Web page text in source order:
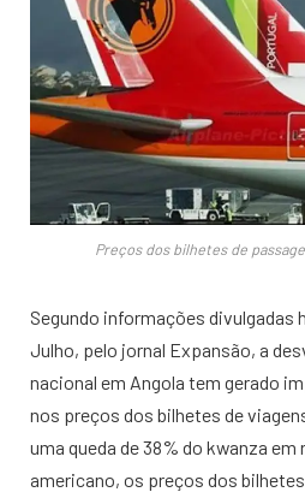
Preços dos bilhetes de
Segundo informações divulgadas
Julho, pelo jornal Expansão, a
nacional em Angola tem gerado
nos preços dos bilhetes de
uma queda de 38% do kwanza em
americano, os preços dos